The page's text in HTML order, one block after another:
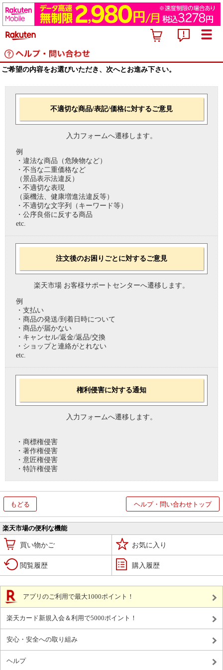
ご希望の内容をお選びいただき、次へとお進み下さい。
不適切な商品/表記/価格に対するご意見
入力フォームへ遷移します。
例
・違法な商品（危険物など）
・不当な二重価格など
（景品表示法違反）
・不適切な表現
（薬機法、健康増進法違反等）
・不適切な文字列（キーワード等）
・公序良俗に反する商品
etc.
注文後のお困りごとに対するご意見
楽天市場 お客様サポートセンターへ遷移します。
例
・支払い
・商品の発送/到着日時について
・商品が届かない
・キャンセル/返金/返品/交換
・ショップと連絡がとれない
etc.
権利侵害に対する通知
入力フォームへ遷移します。
・商標権侵害
・著作権侵害
・意匠権侵害
・特許権侵害
もどる ヘルプ・問い合わせトップ
楽天市場の便利な機能
買い物かご お気に入り
閲覧履歴 購入履歴
アプリのご利用で最大1000ポイント！
楽天カード新規入会＆利用で5000ポイント！
安心・安全への取り組み
ヘルプ